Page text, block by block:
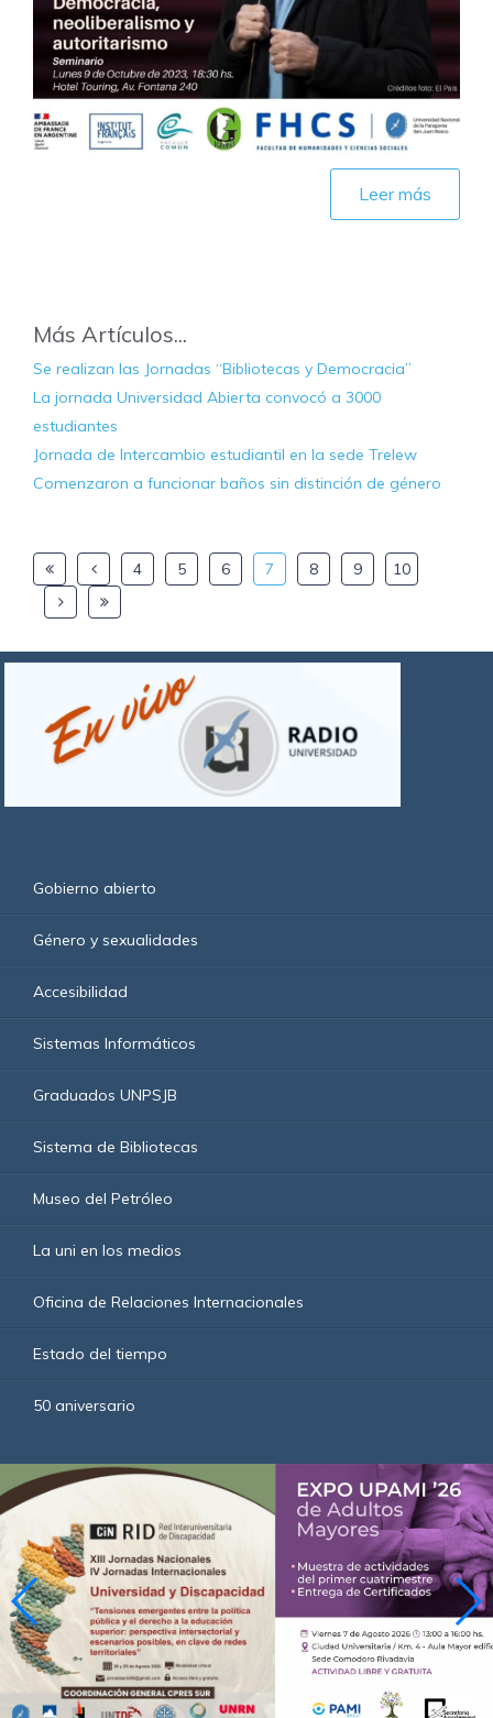
Leer más
Más Artículos...
Se realizan las Jornadas “Bibliotecas y Democracia”
La jornada Universidad Abierta convocó a 3000
estudiantes
Jornada de Intercambio estudiantil en la sede Trelew
Comenzaron a funcionar baños sin distinción de género
4 5 6 7 8 9 10
Gobierno abierto
Género y sexualidades
Accesibilidad
Sistemas Informáticos
Graduados UNPSJB
Sistema de Bibliotecas
Museo del Petróleo
La uni en los medios
Oficina de Relaciones Internacionales
Estado del tiempo
50 aniversario